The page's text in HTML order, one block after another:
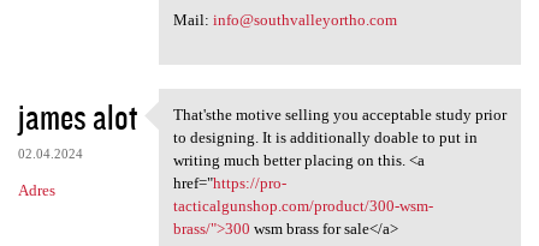
Mail: info@southvalleyortho.com
james alot
02.04.2024
Adres
That'sthe motive selling you
That'sthe motive selling you acceptable study prior
to designing. It is additionally doable to put in
writing much better placing on this. <a
href="https://pro-
tacticalgunshop.com/product/300-wsm-
brass/">300 wsm brass for sale</a>